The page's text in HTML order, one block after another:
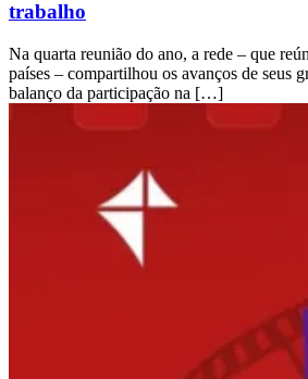
trabalho
Na quarta reunião do ano, a rede – que
países – compartilhou os avanços de seus
balanço da participação na […]